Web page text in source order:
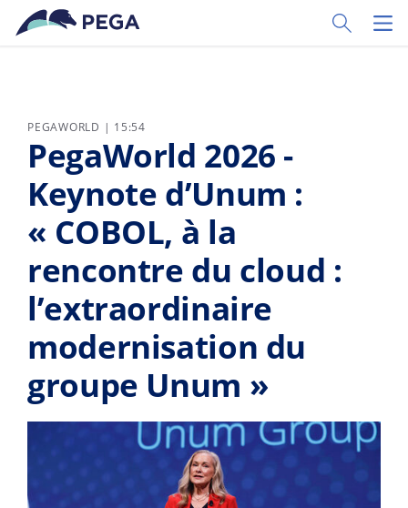
Passer directement au contenu principal
Toggle
PEGAWORLD | 15:54
PegaWorld 2026 -
Keynote d’Unum :
« COBOL, à la
rencontre du cloud :
l’extraordinaire
modernisation du
groupe Unum »